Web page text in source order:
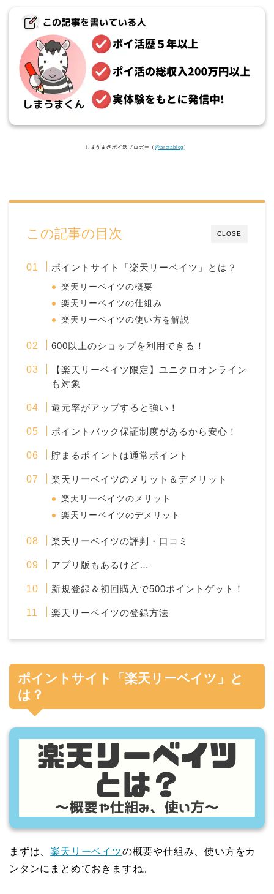
しまうま@ポイ活ブロガー（@aratablog ）
CLOSE
この記事の目次
ポイントサイト「楽天リーベイツ」とは？
楽天リーベイツの概要
楽天リーベイツの仕組み
楽天リーベイツの使い方を解説
600以上のショップを利用できる！
【楽天リーベイツ限定】ユニクロオンライン
も対象
還元率がアップすると強い！
ポイントバック保証制度があるから安心！
貯まるポイントは通常ポイント
楽天リーベイツのメリット＆デメリット
楽天リーベイツのメリット
楽天リーベイツのデメリット
楽天リーベイツの評判・口コミ
アプリ版もあるけど…
新規登録＆初回購入で500ポイントゲット！
楽天リーベイツの登録方法
ポイントサイト「楽天リーベイツ」と
は？
まずは、楽天リーベイツの概要や仕組み、使い方をカ
ンタンにまとめておきますね。